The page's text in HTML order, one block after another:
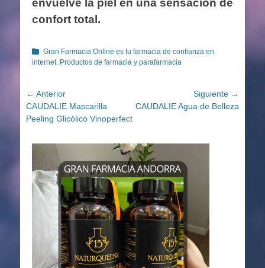
envuelve la piel en una sensación de
confort total.
Categorías
Gran Farmacia Online es tu farmacia de confianza en
internet. Productos de farmacia y parafarmacia
Navegación
de
entradas
← Anterior
Entrada
anterior:
CAUDALIE Mascarilla
Peeling Glicólico Vinoperfect
Siguiente →
Entrada
siguiente:
CAUDALIE Agua de Belleza